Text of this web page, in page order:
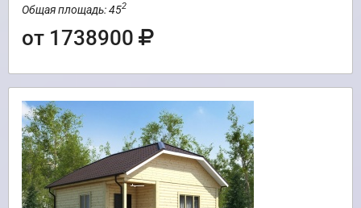
Общая площадь: 452
от 1738900